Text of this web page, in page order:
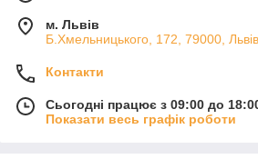
м. Львів
Б.Хмельницького, 172, 79000,
Контакти
Сьогодні працює з 09:00 до
Показати весь графік роботи